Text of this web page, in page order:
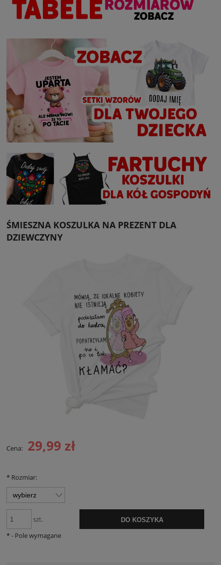
ŚMIESZNA KOSZULKA NA PREZENT DLA
DZIEWCZYNY
Cena: 29,99 zł
* Rozmiar:
szt. DO KOSZYKA
*- Pole wymagane